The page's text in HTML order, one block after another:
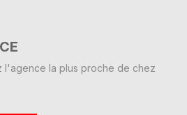
l'agence la plus proche de chez